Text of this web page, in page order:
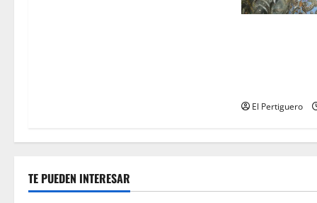
El Pertiguero
TE PUEDEN INTERESAR